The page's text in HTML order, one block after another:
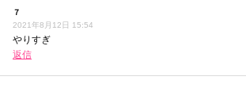
７
2021年8月12日 15:54
やりすぎ
返信